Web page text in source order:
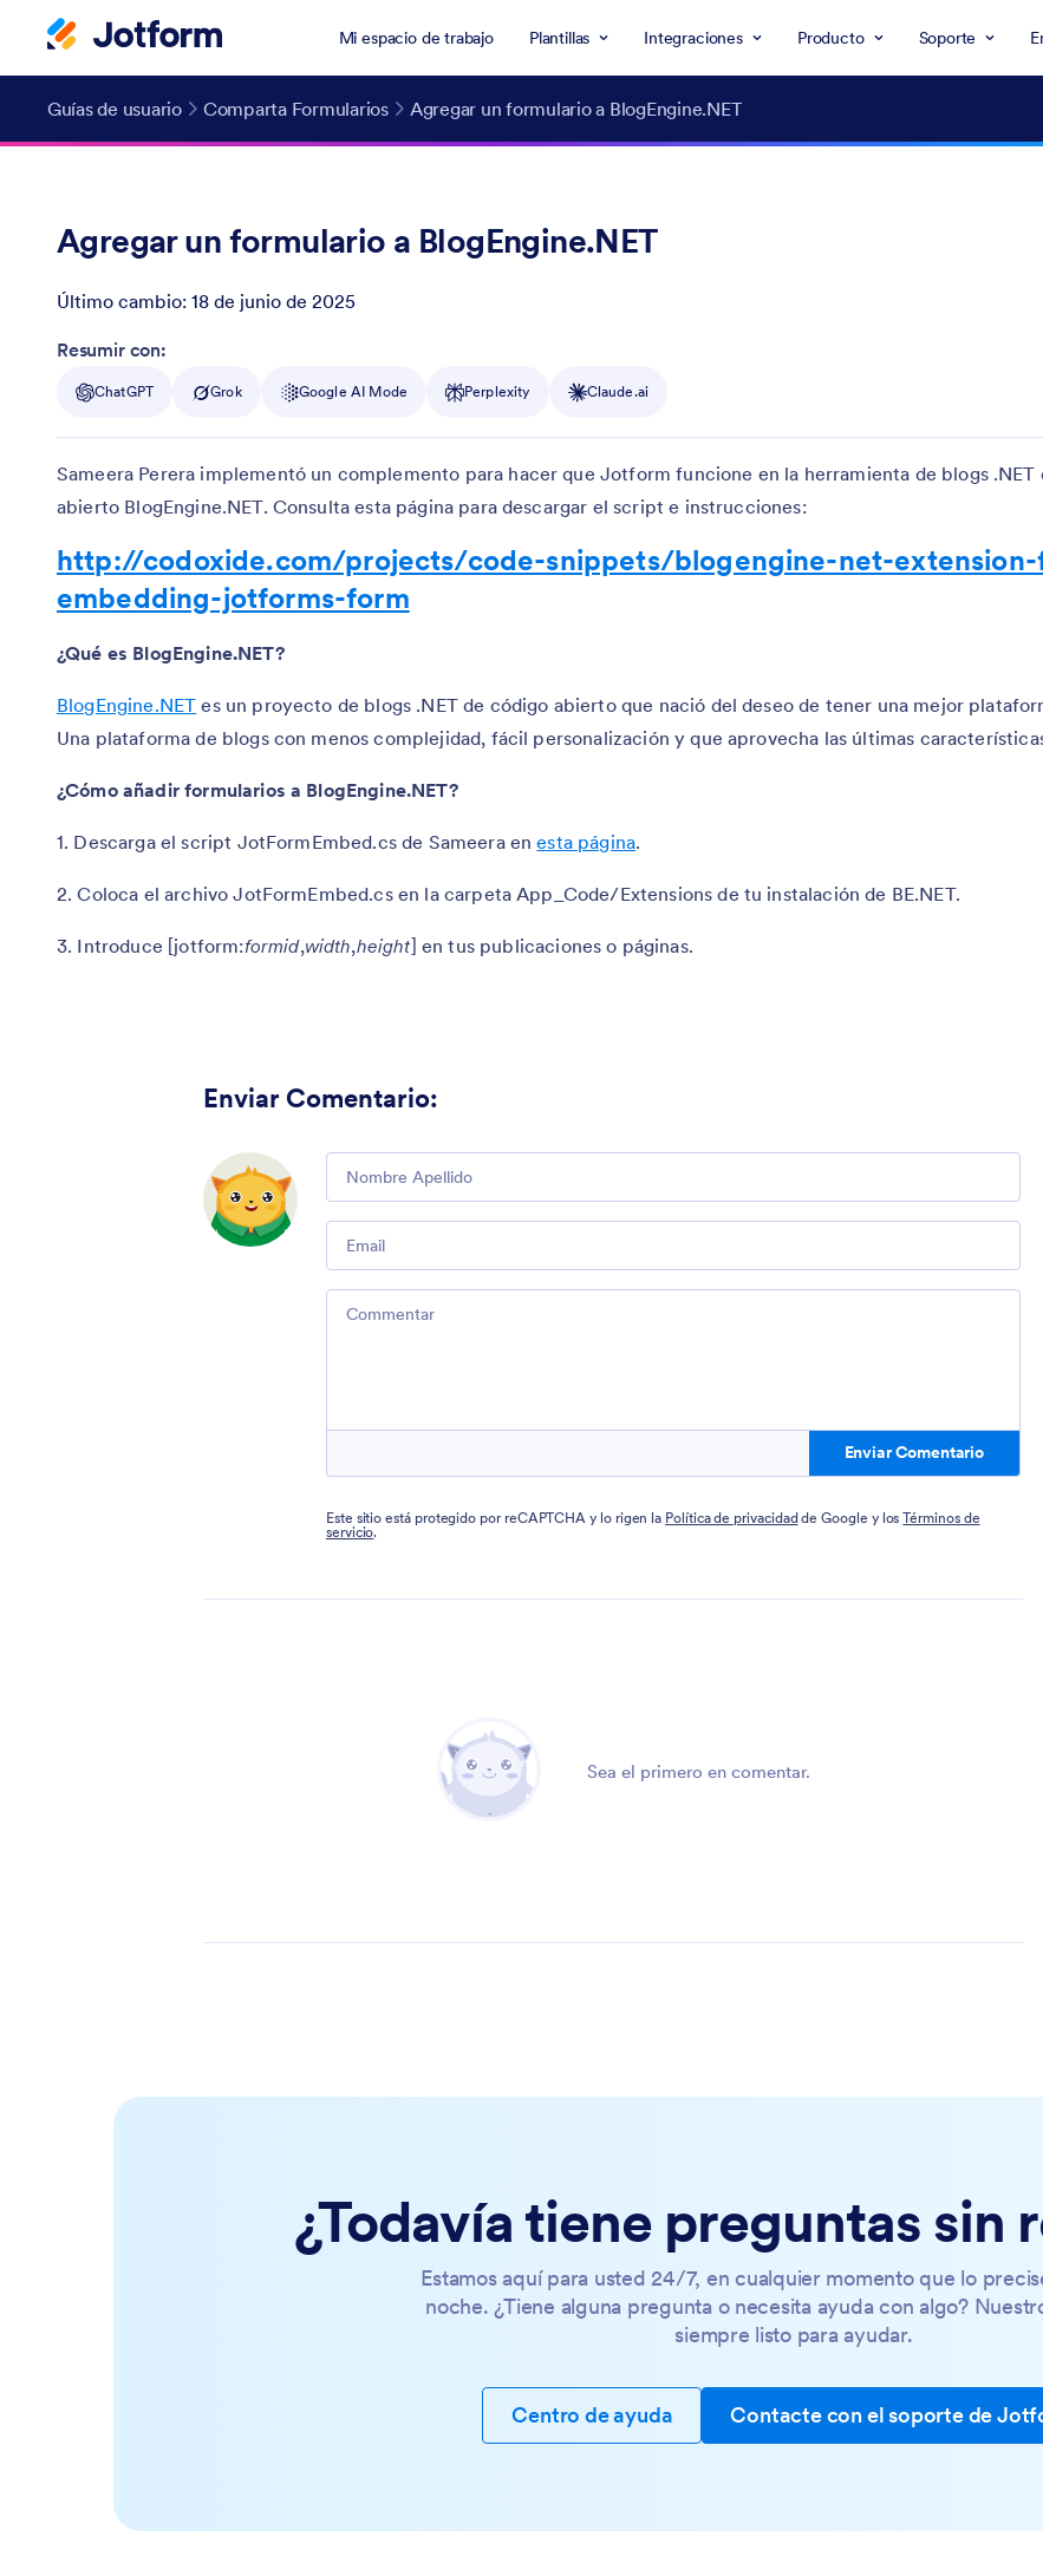
Mi espacio de trabajo Plantillas Integraciones Producto Soporte
Guías de usuario Comparta Formularios Agregar un formulario a BlogEngine.NET
Agregar un formulario a BlogEngine.NET
Último cambio: 18 de junio de 2025
Post ID
Resumir con:
ChatGPT Grok Google AI Mode Perplexity Claude.ai
Sameera Perera implementó un complemento para hacer que Jotform funcione en la herramienta de blogs .NET
abierto BlogEngine.NET. Consulta esta página para descargar el script e instrucciones:
http://codoxide.com/projects/code-snippets/blogengine-net-
embedding-jotforms-form
¿Qué es BlogEngine.NET?
BlogEngine.NET es un proyecto de blogs .NET de código abierto que nació del deseo de tener una mejor
Una plataforma de blogs con menos complejidad, fácil personalización y que aprovecha las últimas
¿Cómo añadir formularios a BlogEngine.NET?
1. Descarga el script JotFormEmbed.cs de Sameera enesta página.
2. Coloca el archivo JotFormEmbed.cs en la carpeta App_Code/Extensions de tu instalación de BE.NET.
3. Introduce [jotform:formid,width,height] en tus publicaciones o páginas.
Enviar Comentario:
Enviar Comentario
Este sitio está protegido por reCAPTCHA y lo rigen la Política de privacidadde Google y losTérminos de
servicio.
Sea el primero en comentar.
¿Todavía tiene preguntas sin
Estamos aquí para usted 24/7, en cualquier momento que lo
noche. ¿Tiene alguna pregunta o necesita ayuda con algo?
siempre listo para ayudar.
Centro de ayuda Contacte con el soporte de